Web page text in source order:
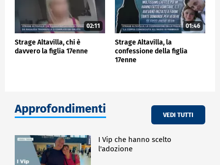
02:11
Strage Altavilla, chi è
davvero la figlia 17enne
01:46
Strage Altavilla, la
confessione della figlia
17enne
Approfondimenti VEDI TUTTI
I Vip che hanno scelto
l'adozione